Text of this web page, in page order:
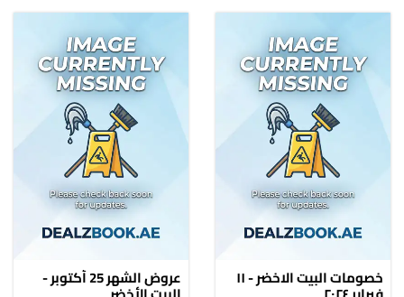
خصومات البيت الاخضر - ١١ عروض الشهر 25 أكتوبر -